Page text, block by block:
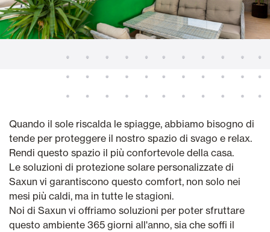
Quando il sole riscalda le spiagge, abbiamo bisogno di
tende per proteggere il nostro spazio di svago e relax.
Rendi questo spazio il più confortevole della casa.
Le soluzioni di protezione solare personalizzate di
Saxun vi garantiscono questo comfort, non solo nei
mesi più caldi, ma in tutte le stagioni.
Noi di Saxun vi offriamo soluzioni per poter sfruttare
questo ambiente 365 giorni all'anno, sia che soffi il